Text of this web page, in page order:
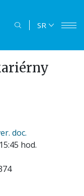
SR
doc.
hod.